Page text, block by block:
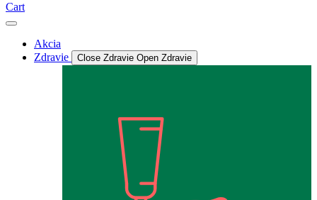
Cart
Akcia
Zdravie
Close Zdravie Open Zdravie